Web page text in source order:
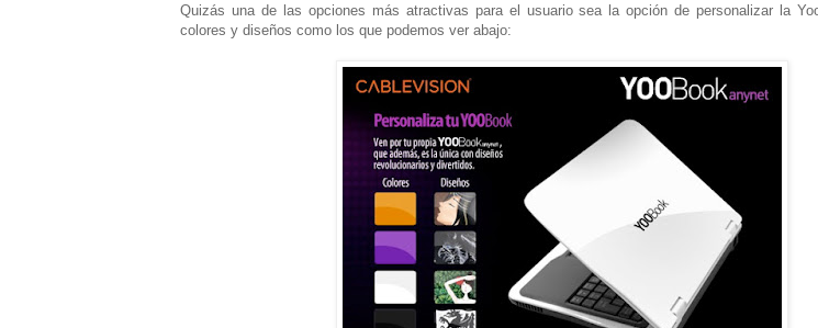
Quizás una de las opciones más atractivas para el usuario sea la opción de personalizar la
colores y diseños como los que podemos ver abajo: